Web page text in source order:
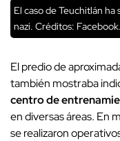
El caso de Teuchitlán
nazi. Créditos: Facebook.
El predio de
también mostraba
centro de
en diversas áreas. En
se realizaron